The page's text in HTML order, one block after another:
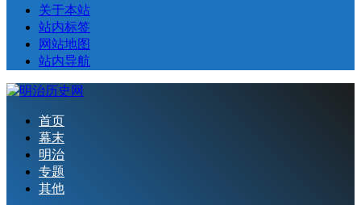
关于本站
站内标签
网站地图
站内导航
首页
幕末
明治
专题
其他